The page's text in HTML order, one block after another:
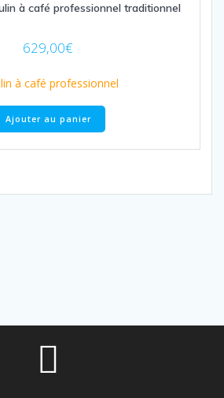
à café professionnel traditionnel
629,00€
à café professionnel
Ajouter au panier